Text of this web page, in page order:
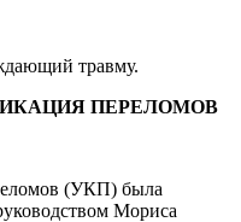
травму.
ПЕРЕЛОМОВ
(УКП) была
Мориса